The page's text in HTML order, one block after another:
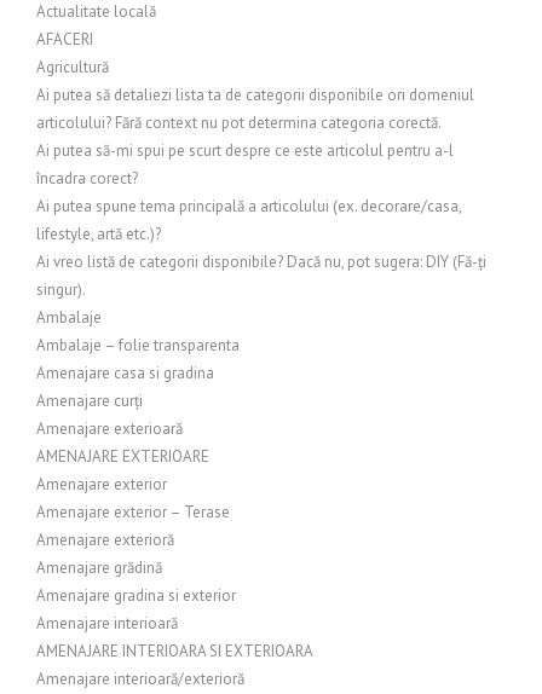
Actualitate locală
AFACERI
Agricultură
Ai putea să detaliezi lista ta de categorii disponibile ori domeniul
articolului? Fără context nu pot determina categoria corectă.
Ai putea să-mi spui pe scurt despre ce este articolul pentru a-l
încadra corect?
Ai putea spune tema principală a articolului (ex. decorare/casa,
lifestyle, artă etc.)?
Ai vreo listă de categorii disponibile? Dacă nu, pot sugera: DIY (Fă-ți
singur).
Ambalaje
Ambalaje – folie transparenta
Amenajare casa si gradina
Amenajare curți
Amenajare exterioară
AMENAJARE EXTERIOARE
Amenajare exterior
Amenajare exterior – Terase
Amenajare exterioră
Amenajare grădină
Amenajare gradina si exterior
Amenajare interioară
AMENAJARE INTERIOARA SI EXTERIOARA
Amenajare interioară/exterioră